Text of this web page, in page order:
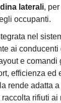
laterali,
occupanti.
nel
ai conducenti
e comandi
efficienza ed
rende adatta a
rifiuti ai